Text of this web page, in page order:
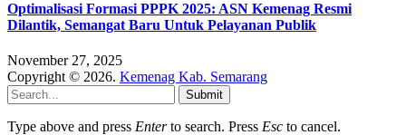
Optimalisasi Formasi PPPK 2025: ASN Kemenag Resmi
Dilantik, Semangat Baru Untuk Pelayanan Publik
November 27, 2025
Copyright © 2026. Kemenag Kab. Semarang
Submit
Type above and press Enterto search. Press Esc to cancel.